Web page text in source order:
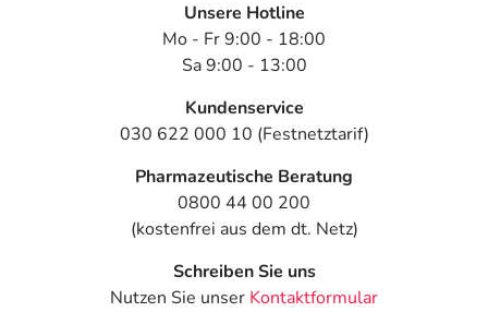
Unsere Hotline
Mo - Fr 9:00 - 18:00
Sa 9:00 - 13:00
Kundenservice
030 622 000 10 (Festnetztarif)
Pharmazeutische Beratung
0800 44 00 200
(kostenfrei aus dem dt. Netz)
Schreiben Sie uns
Nutzen Sie unser Kontaktformular